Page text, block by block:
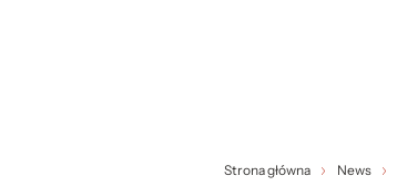
Strona główna News